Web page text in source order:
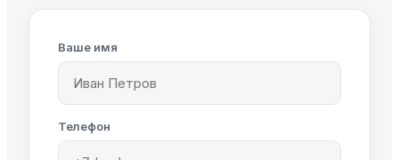
Ваше имя
Телефон